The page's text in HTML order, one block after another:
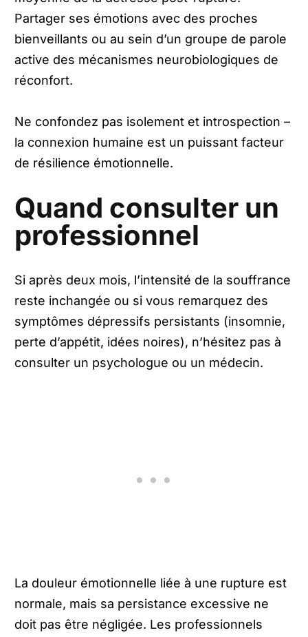
Partager ses émotions avec des proches
bienveillants ou au sein d’un groupe de parole
active des mécanismes neurobiologiques de
réconfort.
Ne confondez pas isolement et introspection –
la connexion humaine est un puissant facteur
de résilience émotionnelle.
Quand consulter un
professionnel
Si après deux mois, l’intensité de la souffrance
reste inchangée ou si vous remarquez des
symptômes dépressifs persistants (insomnie,
perte d’appétit, idées noires), n’hésitez pas à
consulter un psychologue ou un médecin.
La douleur émotionnelle liée à une rupture est
normale, mais sa persistance excessive ne
doit pas être négligée. Les professionnels